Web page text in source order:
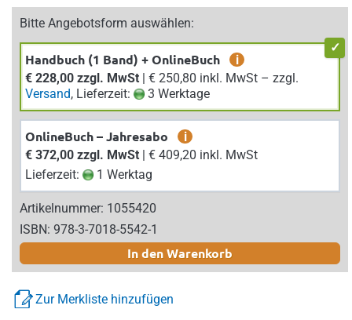
Bitte Angebotsform auswählen:
Handbuch (1 Band) + OnlineBuch
i
€ 228,00 zzgl. MwSt
| € 250,80 inkl. MwSt – zzgl.
Versand, Lieferzeit: 3 Werktage
OnlineBuch – Jahresabo
i
€ 372,00 zzgl. MwSt
| € 409,20 inkl. MwSt
Lieferzeit:
1 Werktag
Artikelnummer: 1055420
ISBN: 978-3-7018-5542-1
In den Warenkorb
Zur Merkliste hinzufügen